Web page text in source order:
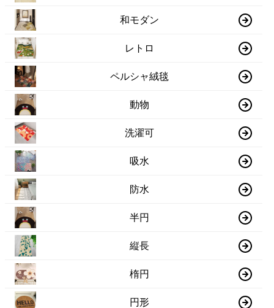
和モダン
レトロ
ペルシャ絨毯
動物
洗濯可
吸水
防水
半円
縦長
楕円
円形